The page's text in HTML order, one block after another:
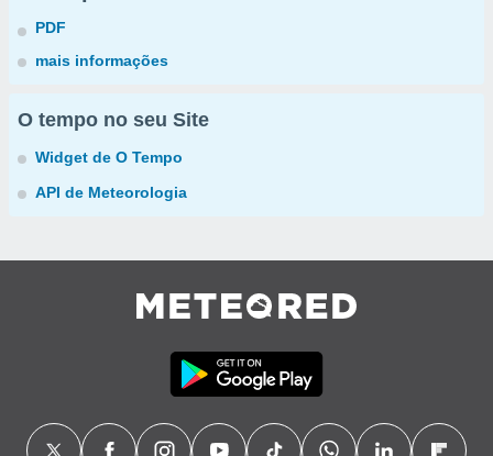
PDF
mais informações
O tempo no seu Site
Widget de O Tempo
API de Meteorologia